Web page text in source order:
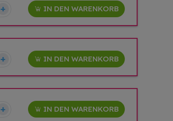
+ IN DEN WARENKORB
+ IN DEN WARENKORB
+ IN DEN WARENKORB